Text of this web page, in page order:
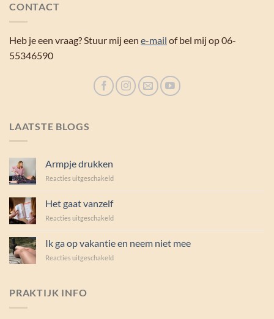
CONTACT
Heb je een vraag? Stuur mij een e-mail of bel mij op 06-
55346590
LAATSTE BLOGS
Armpje drukken
Reacties uitgeschakeldvoor
Het gaat vanzelf
Reacties uitgeschakeldvoor
vanzelf
Ik ga op vakantie en neem niet mee
Reacties uitgeschakeldvoor
PRAKTIJK INFO